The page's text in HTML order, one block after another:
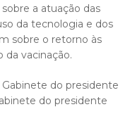
a atuação das
da tecnologia e dos
sobre o retorno às
da vacinação.
do presidente